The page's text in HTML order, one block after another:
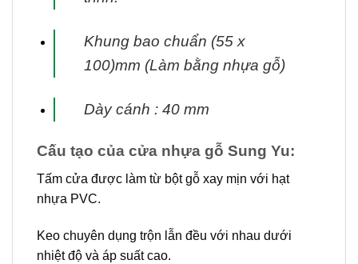
Khung bao chuẩn (55 x
100)mm (Làm bằng nhựa gỗ)
Dày cánh : 40 mm
Cấu tạo của cửa nhựa gỗ Sung Yu:
Tấm cửa được làm từ bột gỗ xay mịn với hạt
nhựa PVC.
Keo chuyên dụng trộn lẫn đều với nhau dưới
nhiệt độ và áp suất cao.